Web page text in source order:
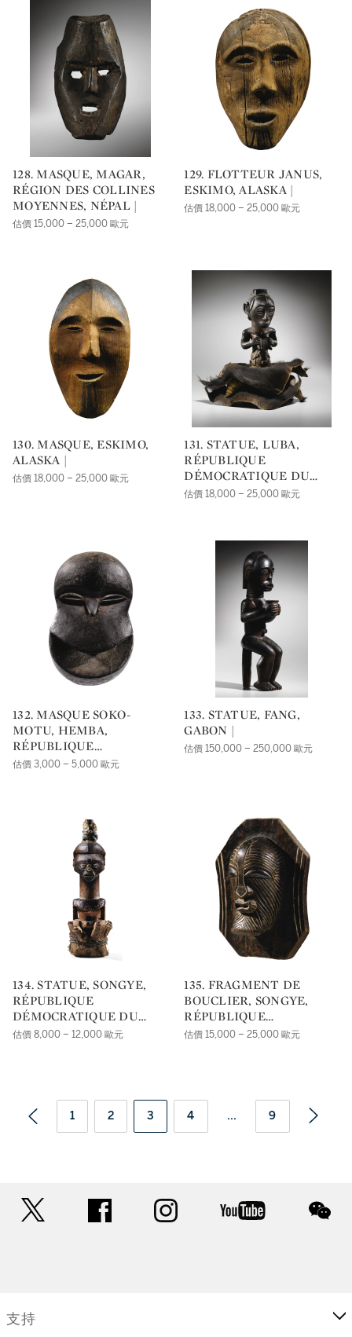
128. MASQUE, MAGAR,
RÉGION DES COLLINES
MOYENNES, NÉPAL |
估價 15,000 – 25,000 歐元
129. FLOTTEUR JANUS,
ESKIMO, ALASKA |
估價 18,000 – 25,000 歐元
130. MASQUE, ESKIMO,
ALASKA |
估價 18,000 – 25,000 歐元
131. STATUE, LUBA,
RÉPUBLIQUE
DÉMOCRATIQUE DU
CONGO |
估價 18,000 – 25,000 歐元
132. MASQUE SOKO-
MOTU, HEMBA,
RÉPUBLIQUE
DÉMOCRATIQUE DU
估價 3,000 – 5,000 歐元
133. STATUE, FANG,
GABON |
估價 150,000 – 250,000 歐元
134. STATUE, SONGYE,
RÉPUBLIQUE
DÉMOCRATIQUE DU
CONGO |
估價 8,000 – 12,000 歐元
135. FRAGMENT DE
BOUCLIER, SONGYE,
RÉPUBLIQUE
DÉMOCRATIQUE DU
估價 15,000 – 25,000 歐元
1 2 3 4 ... 9
facebook instagram youtube
支持